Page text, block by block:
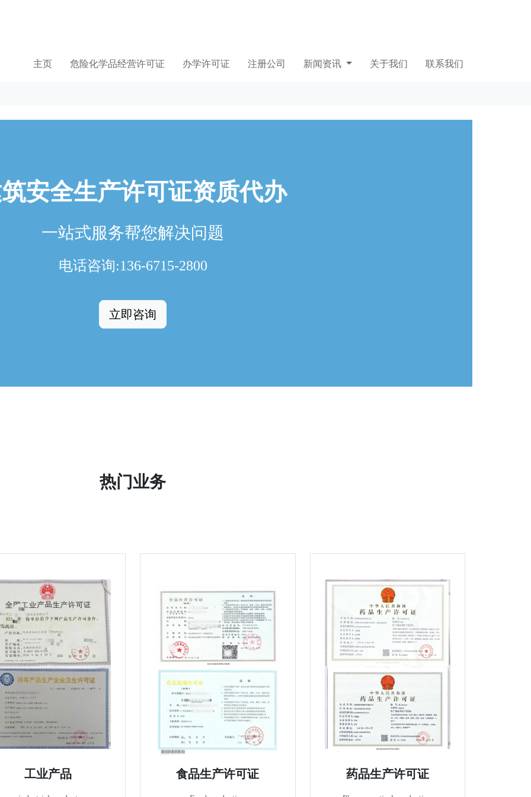
主页 危险化学品经营许可证 办学许可证 注册公司 新闻资讯 关于我们 联系我们
安全生产许可证资质代办
一站式服务帮您解决问题
电话咨询:136-6715-2800
立即咨询
热门业务
工业产品 食品生产许可证 药品生产许可证